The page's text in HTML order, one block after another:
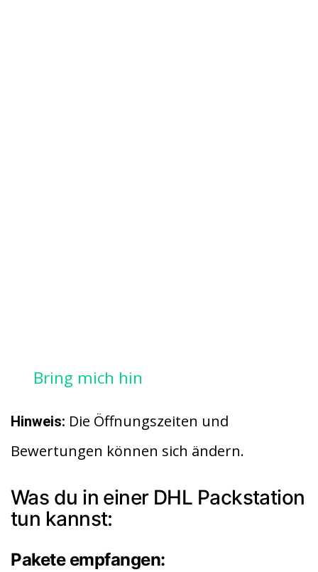
Bring mich hin
Hinweis: Die Öffnungszeiten und
Bewertungen können sich ändern.
Was du in einer DHL Packstation
tun kannst:
Pakete empfangen: